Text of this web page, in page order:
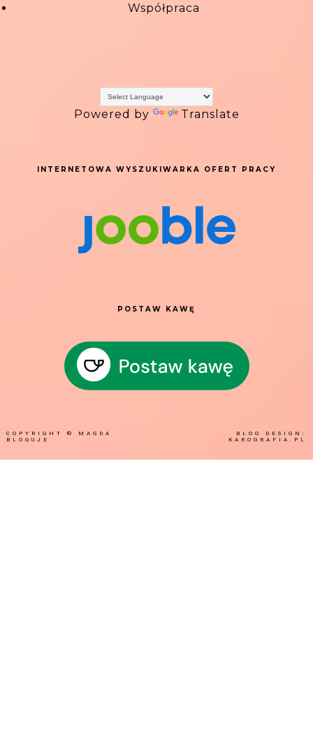
Współpraca
Powered by Translate
INTERNETOWA WYSZUKIWARKA OFERT PRACY
POSTAW KAWĘ
COPYRIGHT ©
MAGDA
BLOGUJE
BLOG DESIGN:
KAROGRAFIA.PL